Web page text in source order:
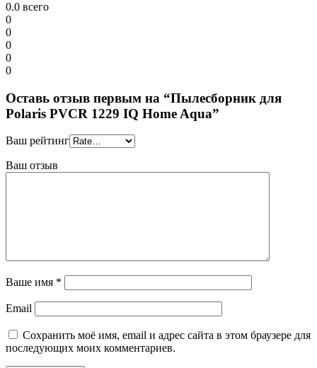
0.0 всего
0
0
0
0
0
Оставь отзыв первым на “Пылесборник для
Polaris PVCR 1229 IQ Home Aqua”
Ваш рейтинг
Ваш отзыв
Ваше имя *
Email
Сохранить моё имя, email и адрес сайта в этом браузере для
последующих моих комментариев.